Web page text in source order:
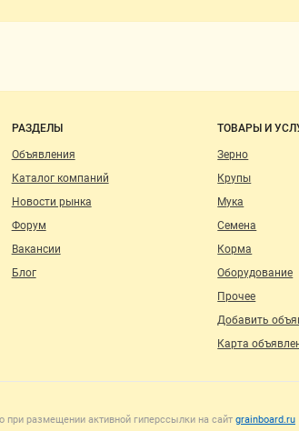
РАЗДЕЛЫ
Объявления
Каталог компаний
Новости рынка
Форум
Вакансии
Блог
ТОВАРЫ И
Зерно
Крупы
Мука
Семена
Корма
Оборудование
Прочее
Добавить
Карта
размещении активной гиперссылки на сайт grainboard.ru